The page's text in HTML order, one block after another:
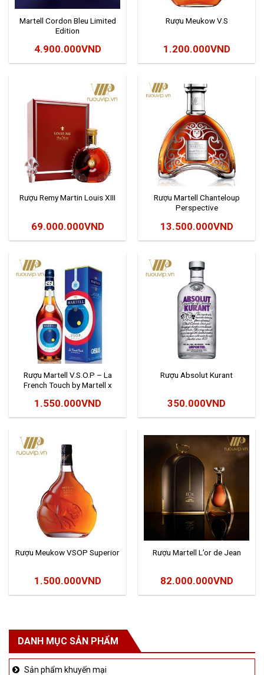
Martell Cordon Bleu Limited
Edition
4.900.000VND
Rượu Meukow V.S
1.200.000VND
Rượu Remy Martin Louis XIII
69.000.000VND
Rượu Martell Chanteloup
Perspective
13.500.000VND
Rượu Martell V.S.O.P – La
French Touch by Martell x
1.550.000VND
Rượu Absolut Kurant
350.000VND
Rượu Meukow VSOP Superior
1.500.000VND
Rượu Martell L’or de Jean
82.000.000VND
DANH MỤC SẢN PHẨM
Sản phẩm khuyến mại